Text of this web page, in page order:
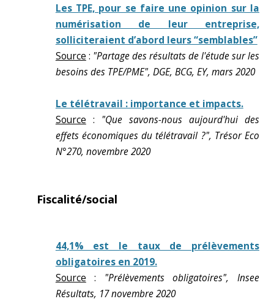
Les TPE, pour se faire une opinion sur la
numérisation de leur entreprise,
solliciteraient d’abord leurs “semblables”
Source : "Partage des résultats de l'étude sur les
besoins des TPE/PME", DGE, BCG, EY, mars 2020
Le télétravail : importance et impacts.
Source : "Que savons-nous aujourd'hui des
effets économiques du télétravail ?", Trésor Eco
N°270, novembre 2020
Fiscalité/social
44,1% est le taux de prélèvements
obligatoires en 2019.
Source : "Prélèvements obligatoires", Insee
Résultats, 17 novembre 2020